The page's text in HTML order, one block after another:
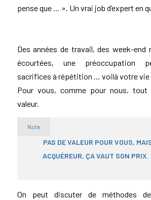
pense que … ». Un vrai job d’expert en
Des années de travail, des week-end
écourtées, une préoccupation
sacrifices à répétition … voilà votre vie
Pour vous, comme pour nous, tout
valeur.
Note
PAS DE VALEUR POUR VOUS,
ACQUÉREUR, ÇA VAUT SON PRIX.
On peut discuter de méthodes